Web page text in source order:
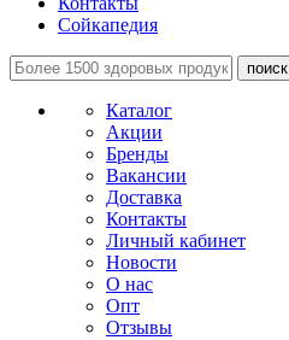
Сойкапедия
поиск
Каталог
Акции
Бренды
Вакансии
Доставка
Контакты
Личный кабинет
Новости
О нас
Опт
Отзывы